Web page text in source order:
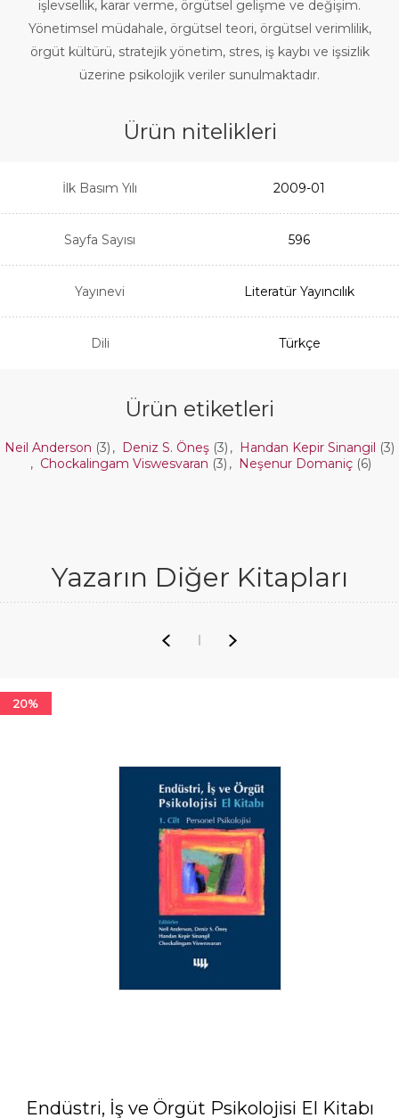
işlevsellik, karar verme, örgütsel gelişme ve değişim.
Yönetimsel müdahale, örgütsel teori, örgütsel verimlilik,
örgüt kültürü, stratejik yönetim, stres, iş kaybı ve işsizlik
üzerine psikolojik veriler sunulmaktadır.
Ürün nitelikleri
İlk Basım Yılı 2009-01
Sayfa Sayısı 596
Yayınevi Literatür Yayıncılık
Dili Türkçe
Ürün etiketleri
Neil Anderson (3) , Deniz S. Öneş (3) , Handan Kepir Sinangil (3)
, Chockalingam Viswesvaran (3) , Neşenur Domaniç (6)
Yazarın Diğer Kitapları
20%
Endüstri, İş ve Örgüt Psikolojisi El Kitabı